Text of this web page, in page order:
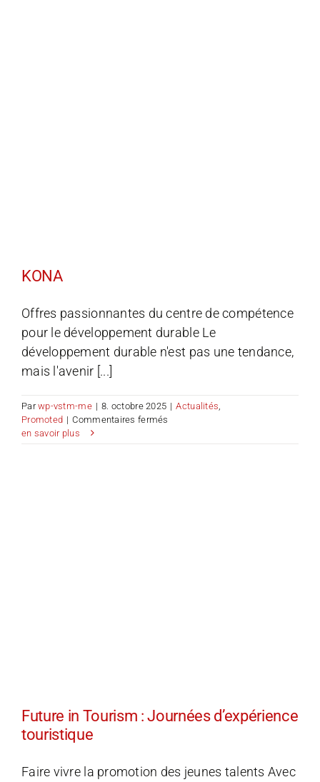
KONA
Offres passionnantes du centre de compétence
pour le développement durable Le
développement durable n'est pas une tendance,
mais l'avenir [...]
Parwp-vstm-me | 8. octobre 2025 | Actualités
Promoted | Commentaires fermés
en savoir plus
Future in Tourism : Journées d’expérience
touristique
Faire vivre la promotion des jeunes talents Avec